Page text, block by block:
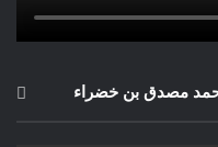
مصدق بن خضراء